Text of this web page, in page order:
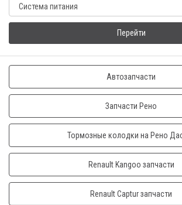
Перейти
Автозапчасти
Запчасти Рено
Тормозные колодки на Рено
Renault Kangoo запчасти
Renault Captur запчасти